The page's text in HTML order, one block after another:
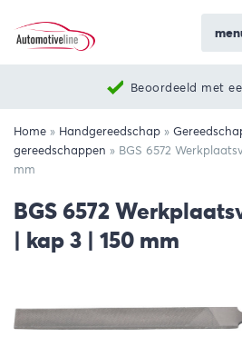
Beoordeeld met
Home » Handgereedschap »
gereedschappen » BGS 6572
mm
BGS 6572
| kap 3 | 150 mm